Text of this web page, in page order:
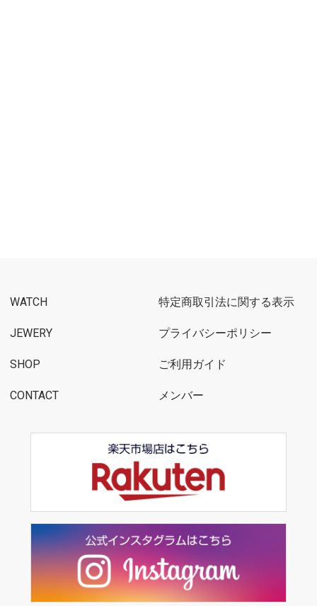
WATCH
JEWERY
SHOP
CONTACT
特定商取引法に関する表示
プライバシーポリシー
ご利用ガイド
メンバー